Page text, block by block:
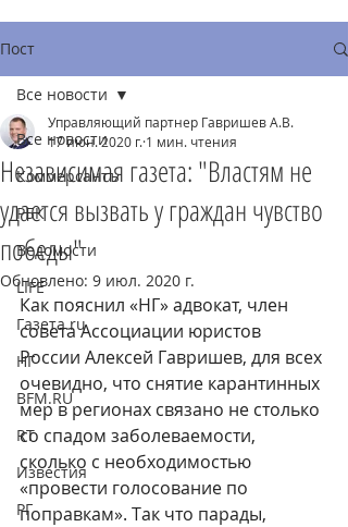
Пост
Все новости
Коммерсантъ
РБК
Ведомости
LIFE
Газета.ru
НГ
BFM.RU
RT
Известия
РГ
Все новости
Независимая газета: "Властям не
удается вызвать у граждан чувство
победы"
Управляющий партнер Гавришев А.В.
17 июн. 2020 г. 1 мин. чтения
Обновлено: 9 июл. 2020 г.
Как пояснил «НГ» адвокат, член
совета Ассоциации юристов
России Алексей Гавришев, для всех
очевидно, что снятие карантинных
мер в регионах связано не столько
со спадом заболеваемости,
сколько с необходимостью
«провести голосование по
поправкам». Так что парады,